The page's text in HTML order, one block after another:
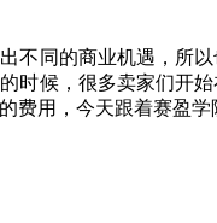
不同的商业机遇，所
时候，很多卖家们开
费用，今天跟着赛盈学